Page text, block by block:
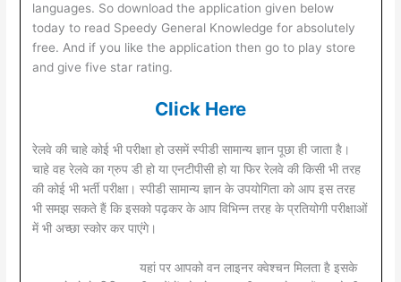
languages. So download the application given below
today to read Speedy General Knowledge for absolutely
free. And if you like the application then go to play store
and give five star rating.
Click Here
रेलवे की चाहे कोई भी परीक्षा हो उसमें स्पीडी सामान्य ज्ञान पूछा ही जाता है।
चाहे वह रेलवे का ग्रुप डी हो या एनटीपीसी हो या फिर रेलवे की किसी भी तरह
की कोई भी भर्ती परीक्षा। स्पीडी सामान्य ज्ञान के उपयोगिता को आप इस तरह
भी समझ सकते हैं कि इसको पढ़कर के आप विभिन्न तरह के प्रतियोगी परीक्षाओं
में भी अच्छा स्कोर कर पाएंगे।
यहां पर आपको वन लाइनर क्वेश्चन मिलता है इसके